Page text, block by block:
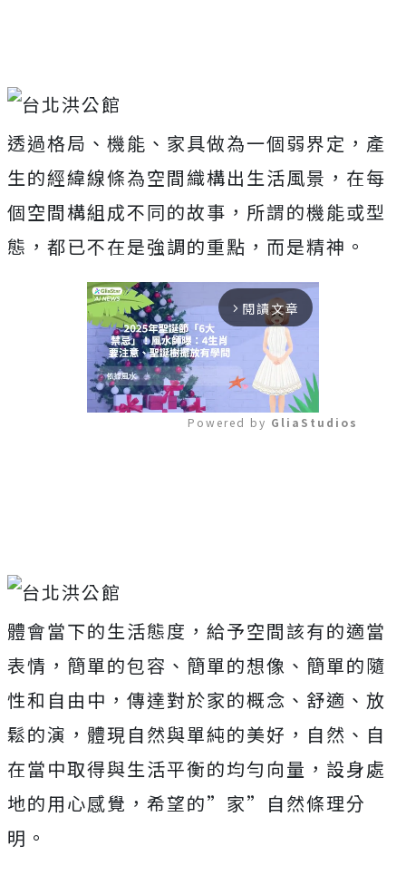
透過格局、機能、家具做為一個弱界定，產
生的經緯線條為空間織構出生活風景，在每
個空間構組成不同的故事，所謂的機能或型
態，都已不在是強調的重點，而是精神。
arrow_forward_ios 閱讀文章
Powered by GliaStudios
體會當下的生活態度，給予空間該有的適當
表情，簡單的包容、簡單的想像、簡單的隨
性和自由中，傳達對於家的概念、舒適、放
鬆的演，體現自然與單純的美好，自然、自
在當中取得與生活平衡的均勻向量，設身處
地的用心感覺，希望的”家”自然條理分
明。